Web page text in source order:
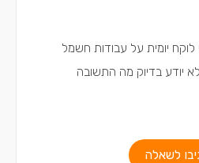
יומית על עבודות חשמל
לא יודע בדיוק מה התשובה
לשאלה